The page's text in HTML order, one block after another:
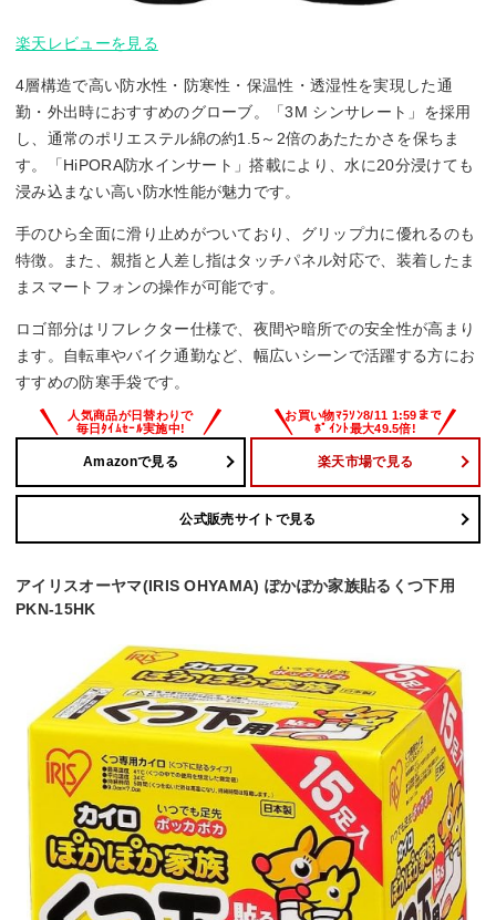
楽天レビューを見る
4層構造で高い防水性・防寒性・保温性・透湿性を実現した通
勤・外出時におすすめのグローブ。「3M シンサレート」を採用
し、通常のポリエステル綿の約1.5～2倍のあたたかさを保ちま
す。「HiPORA防水インサート」搭載により、水に20分浸けても
浸み込まない高い防水性能が魅力です。
手のひら全面に滑り止めがついており、グリップ力に優れるのも
特徴。また、親指と人差し指はタッチパネル対応で、装着したま
まスマートフォンの操作が可能です。
ロゴ部分はリフレクター仕様で、夜間や暗所での安全性が高まり
ます。自転車やバイク通勤など、幅広いシーンで活躍する方にお
すすめの防寒手袋です。
Amazonで見る 楽天市場で見る
公式販売サイトで見る
アイリスオーヤマ(IRIS OHYAMA) ぽかぽか家族貼るくつ下用
PKN-15HK